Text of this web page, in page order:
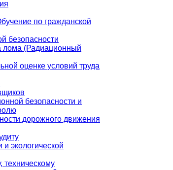
по гражданской
безопасности
(Радиационный
оценке условий труда
безопасности и
дорожного движения
экологической
техническому